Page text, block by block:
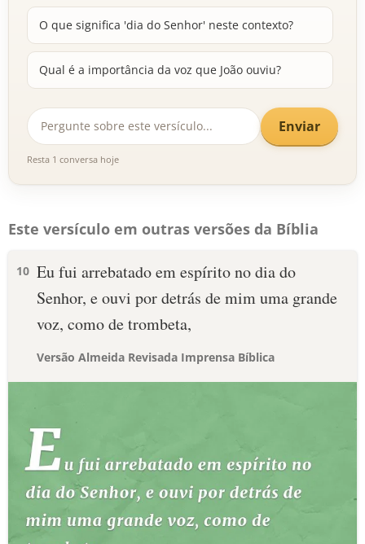
O que significa 'dia do Senhor' neste contexto?
Qual é a importância da voz que João ouviu?
Enviar
Resta 1 conversa hoje
Este versículo em outras versões da Bíblia
10 Eu fui arrebatado em espírito no dia do
Senhor, e ouvi por detrás de mim uma grande
voz, como de trombeta,
Versão Almeida Revisada Imprensa Bíblica